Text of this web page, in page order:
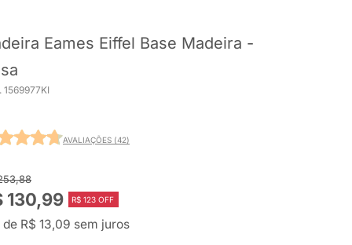
Eames Eiffel Base Madeira -
1569977KI
AVALIAÇÕES (42)
130,99 R$ 123 OFF
de R$ 13,09 sem juros